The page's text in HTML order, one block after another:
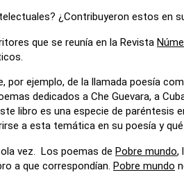
¿Contribuyeron estos en
que se reunía en la Revista
por ejemplo, de la llamada poesía
dedicados a Che Guevara, a
libro es una especie de paréntesis
a esta temática en su poesía y
vez. Los poemas de Pobre mundo,
a que correspondían. Pobre mundo